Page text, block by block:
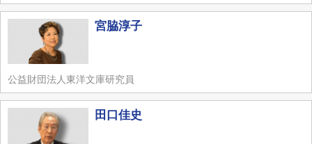
宮脇淳子
公益財団法人東洋文庫研究員
田口佳史